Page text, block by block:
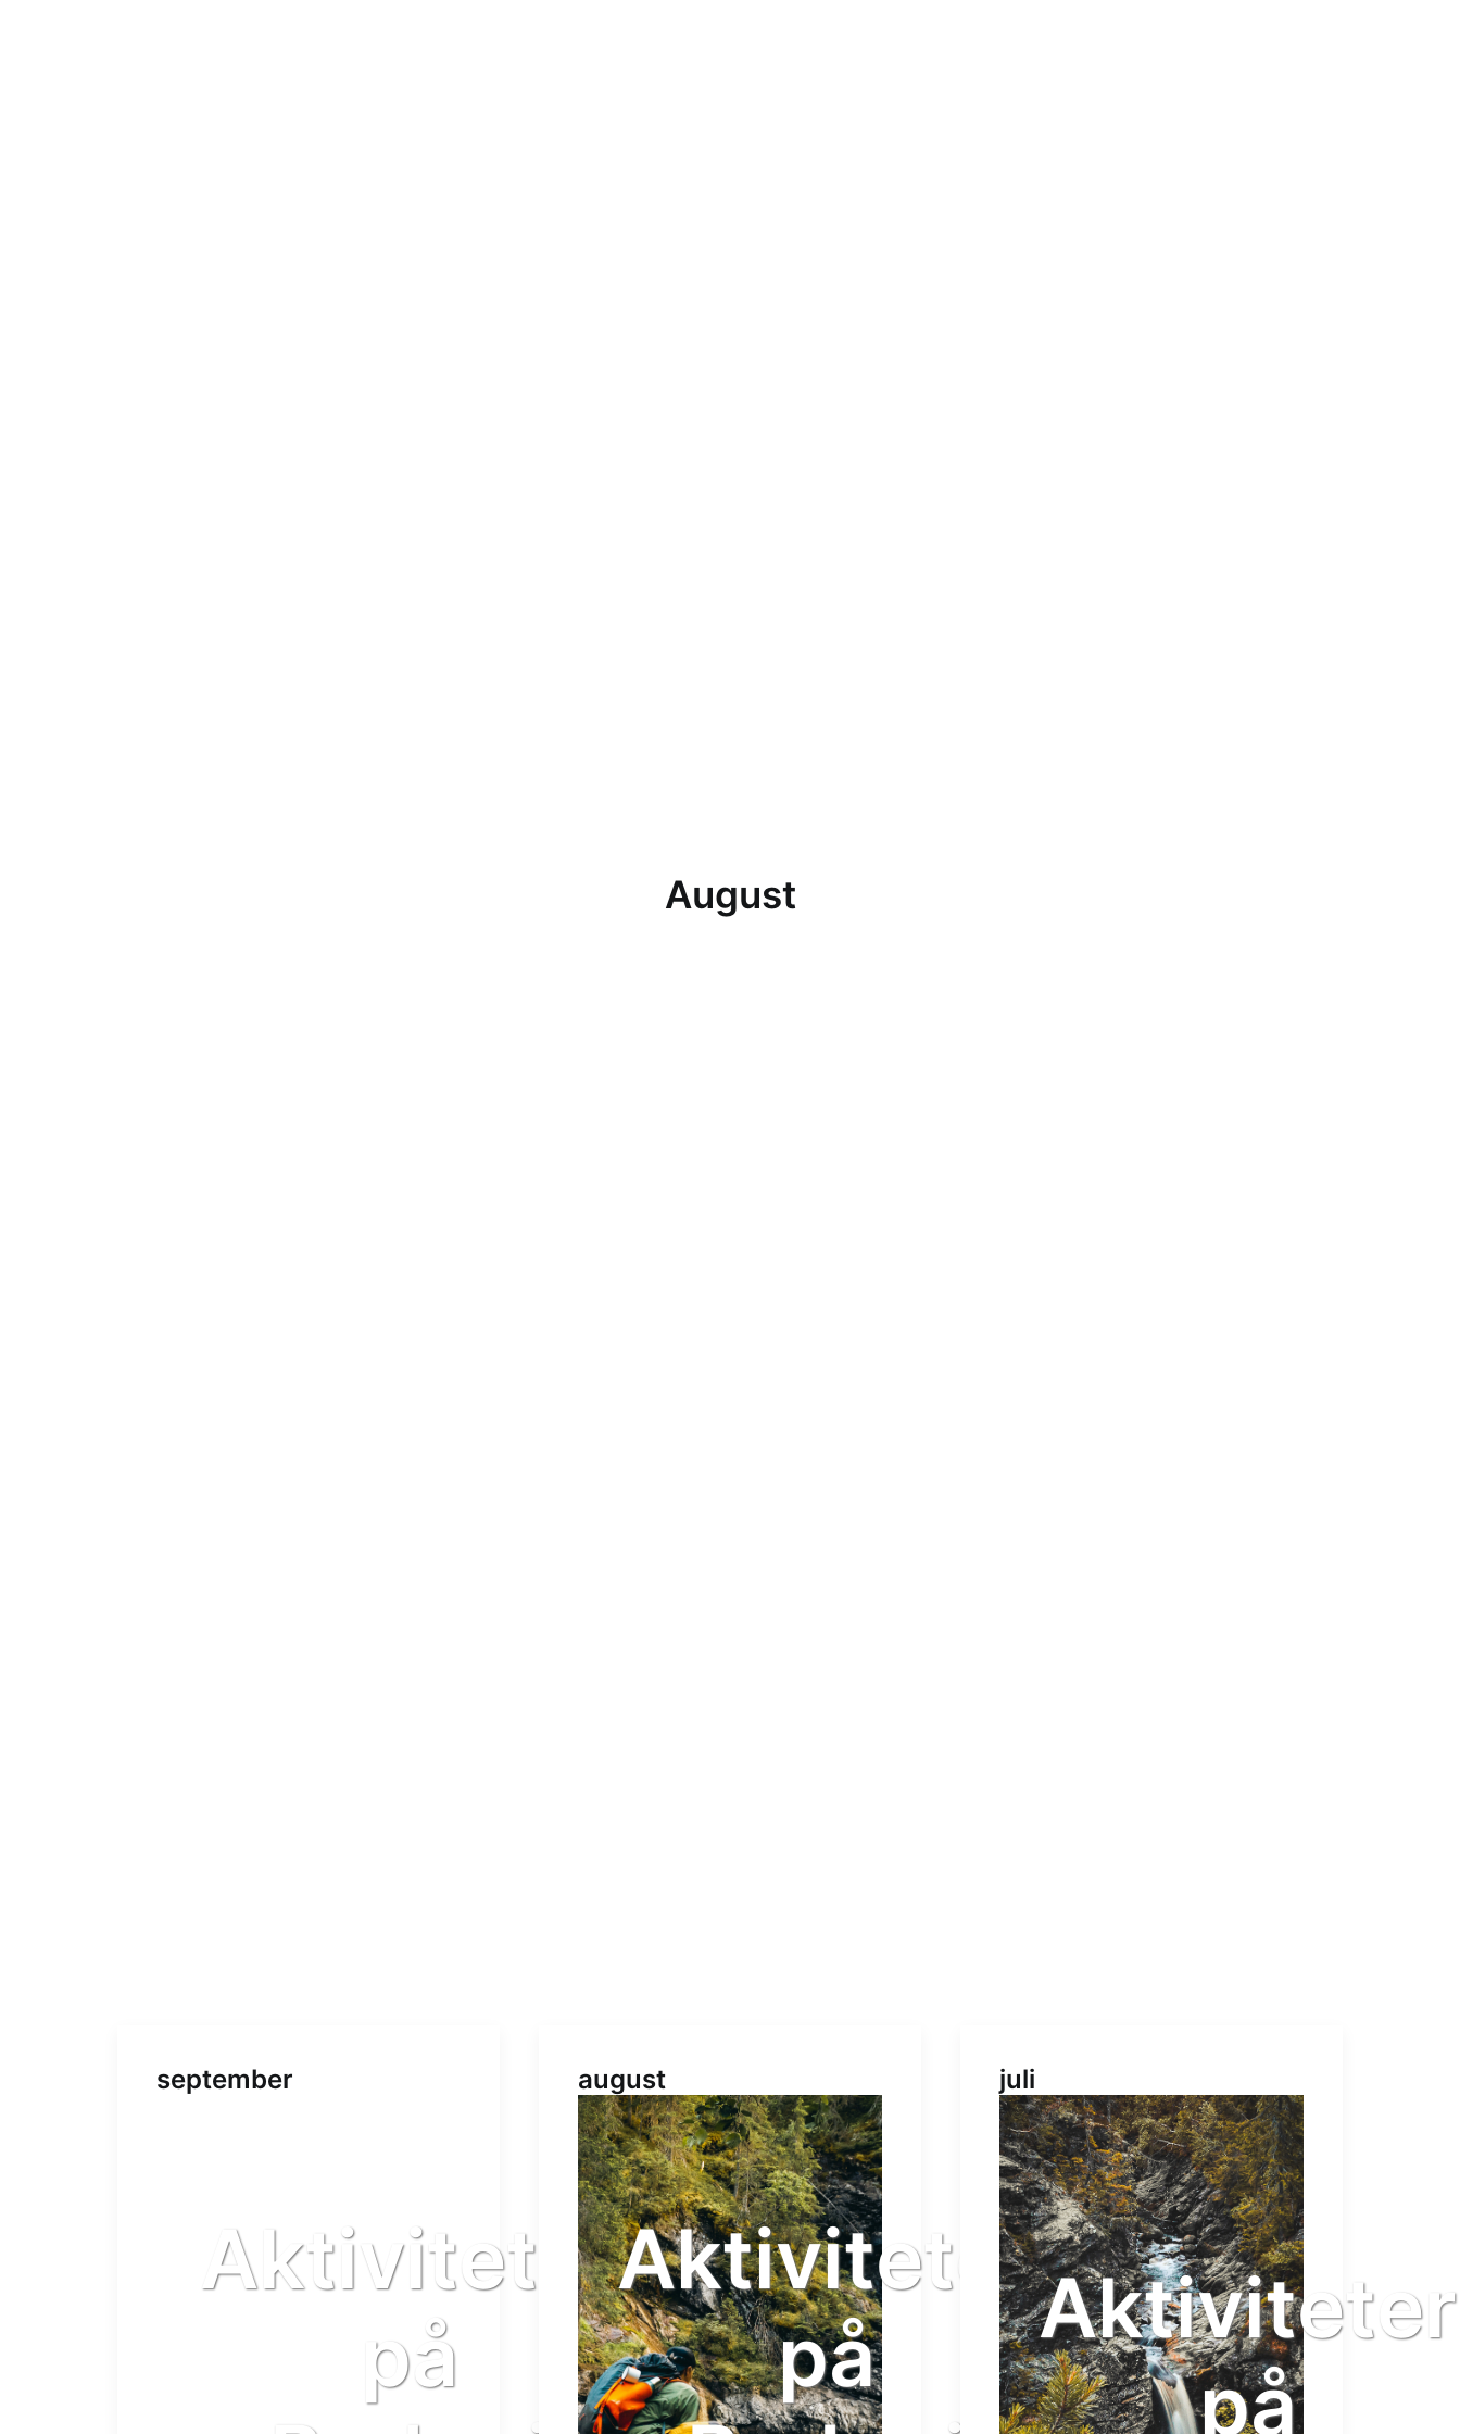
August
september
Aktiviteter
på
august
Aktiviteter
på
juli
Aktiviteter
på